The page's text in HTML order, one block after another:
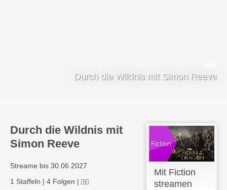
Durch die Wildnis mit Simon Reeve
Durch die Wildnis mit
Simon Reeve
Streame bis 30.06.2027
1 Staffeln | 4 Folgen |
Mit Fiction
streamen